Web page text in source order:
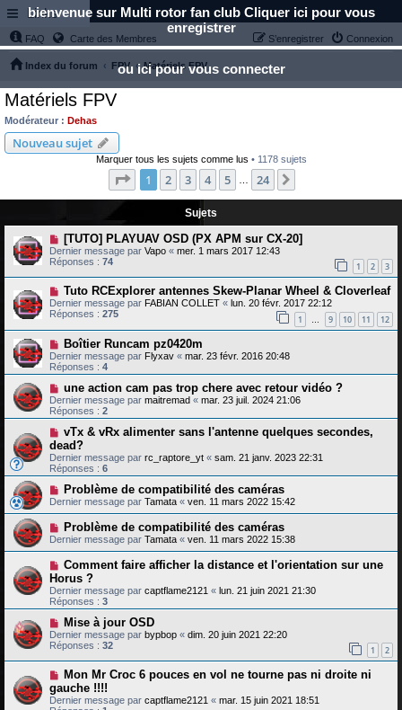
bienvenue sur Multi rotor fan club Cliquer ici pour vous
enregistrer
ou ici pour vous connecter
Links
FAQ Carte des Membres Connexion
S’enregistrer
Index du forum FPV Matériels FPV
Matériels FPV
Modérateur : Dehas
Nouveau sujet
Marquer tous les sujets comme lus • 1178 sujets
Page 1sur24
1 2 3 4 5 24
Sujets
[TUTO] PLAYUAV OSD (PX APM sur CX-20]
Dernier message par Vapo « mer. 1 mars 2017 12:43
Réponses : 74 1 2 3
Tuto RCExplorer antennes Skew-Planar Wheel & Cloverleaf
Dernier message par FABIAN COLLET « lun. 20 févr. 2017 22:12
Réponses : 275 1 … 9 10 11 12
Boîtier Runcam pz0420m
Dernier message par Flyxav « mar. 23 févr. 2016 20:48
Réponses : 4
une action cam pas trop chere avec retour vidéo ?
Dernier message par maitremad « mar. 23 juil. 2024 21:06
Réponses : 2
vTx & vRx alimenter sans l'antenne quelques secondes,
dead?
Dernier message par rc_raptore_yt « sam. 21 janv. 2023 22:31
Réponses : 6
Problème de compatibilité des caméras
Dernier message par Tamata « ven. 11 mars 2022 15:42
Problème de compatibilité des caméras
Dernier message par Tamata « ven. 11 mars 2022 15:38
Comment faire afficher la distance et l'orientation sur une
Horus ?
Dernier message par captflame2121 « lun. 21 juin 2021 21:30
Réponses : 3
Mise à jour OSD
Dernier message par bypbop « dim. 20 juin 2021 22:20
Réponses : 32 1 2
Mon Mr Croc 6 pouces en vol ne tourne pas ni droite ni
gauche !!!!
Dernier message par captflame2121 « mar. 15 juin 2021 18:51